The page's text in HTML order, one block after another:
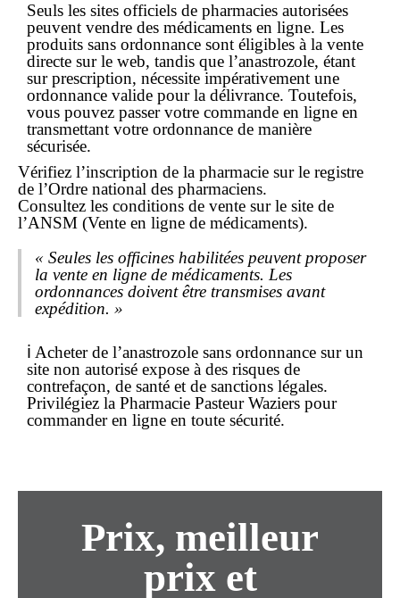
Seuls les sites officiels de pharmacies autorisées
peuvent vendre des médicaments en ligne. Les
produits sans ordonnance sont éligibles à la vente
directe sur le web, tandis que l’anastrozole, étant
sur prescription, nécessite impérativement une
ordonnance valide pour la délivrance. Toutefois,
vous pouvez passer votre commande en ligne en
transmettant votre ordonnance de manière
sécurisée.
Vérifiez l’inscription de la pharmacie sur le registre
de l’Ordre national des pharmaciens.
Consultez les conditions de vente sur le site de
l’ANSM (Vente en ligne de médicaments).
« Seules les officines habilitées peuvent proposer
la vente en ligne de médicaments. Les
ordonnances doivent être transmises avant
expédition. »
ℹ️ Acheter de l’anastrozole sans ordonnance sur un
site non autorisé expose à des risques de
contrefaçon, de santé et de sanctions légales.
Privilégiez la Pharmacie Pasteur Waziers pour
commander en ligne en toute sécurité.
Prix, meilleur
prix et